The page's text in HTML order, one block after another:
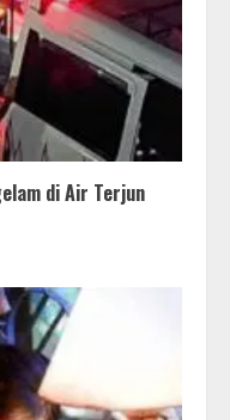
di Air Terjun